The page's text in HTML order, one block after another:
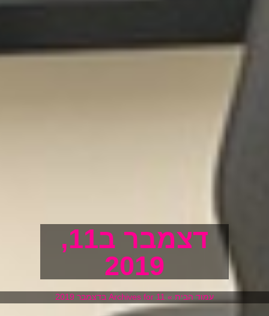
דצמבר ב11,
2019
עמוד הבית»Archives for 11 בדצמבר 2019